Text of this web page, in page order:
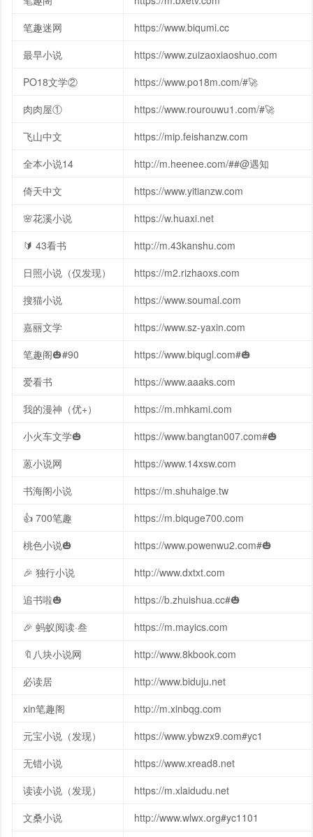
笔趣迷网
https://www.biqumi.cc
最早小说
https://www.zuizaoxiaoshuo.com
PO18文学②
https://www.po18m.com/#🚀
肉肉屋①
https://www.rourouwu1.com/#🚀
飞山中文
https://mip.feishanzw.com
全本小说14
http://m.heenee.com/##@遇知
倚天中文
https://www.yitianzw.com
🌸花溪小说
https://w.huaxi.net
🔰 43看书
http://m.43kanshu.com
日照小说（仅发现）
https://m2.rizhaoxs.com
搜猫小说
https://www.soumal.com
嘉丽文学
https://www.sz-yaxin.com
笔趣阁🎃#90
https://www.biqugl.com#🎃
爱看书
https://www.aaaks.com
我的漫神（优+）
https://m.mhkami.com
小火车文学🎃
https://www.bangtan007.com#🎃
蒽小说网
https://www.14xsw.com
书海阁小说
https://m.shuhaige.tw
👍 700笔趣
https://m.biquge700.com
桃色小说🎃
https://www.powenwu2.com#🎃
🎉 独行小说
http://www.dxtxt.com
追书啦🎃
https://b.zhuishua.cc#🎃
🎉 蚂蚁阅读·叁
https://m.mayics.com
🔖八块小说网
http://www.8kbook.com
必读居
http://www.biduju.net
xin笔趣阁
http://m.xinbqg.com
元宝小说（发现）
https://www.ybwzx9.com#yc1
无错小说
https://www.xread8.net
读读小说（发现）
https://m.xlaidudu.net
文桑小说
http://www.wlwx.org#yc1101